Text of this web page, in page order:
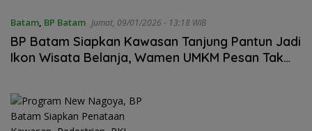
Batam, BP Batam Jumat, 09/01/2026 - 13:18 WIB
BP Batam Siapkan Kawasan Tanjung Pantun Jadi
Ikon Wisata Belanja, Wamen UMKM Pesan Tak